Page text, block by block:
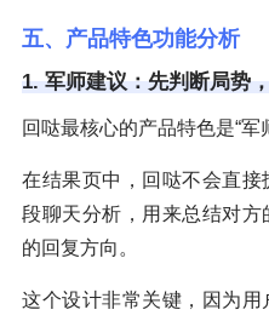
五、产品特色功能分析
1. 军师建议：先判断局势
回哒最核心的产品特色是“军
在结果页中，回哒不会直
段聊天分析，用来总结对
的回复方向。
这个设计非常关键，因为